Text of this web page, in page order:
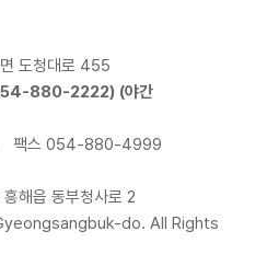
도청대로 455
880-2222) (야간
팩스 054-880-4999
해읍 동부청사로 2
do. All Rights